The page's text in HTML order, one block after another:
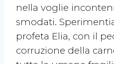
nella voglie
smodati.
profeta Elia, con il
corruzione della